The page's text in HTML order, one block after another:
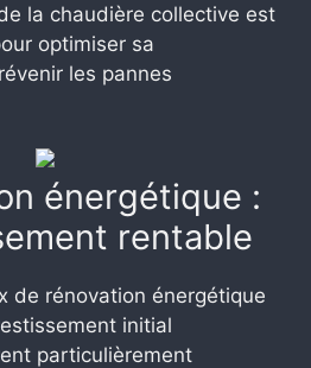
la chaudière collective est
optimiser sa
les pannes
énergétique :
rentable
de rénovation énergétique
initial
particulièrement